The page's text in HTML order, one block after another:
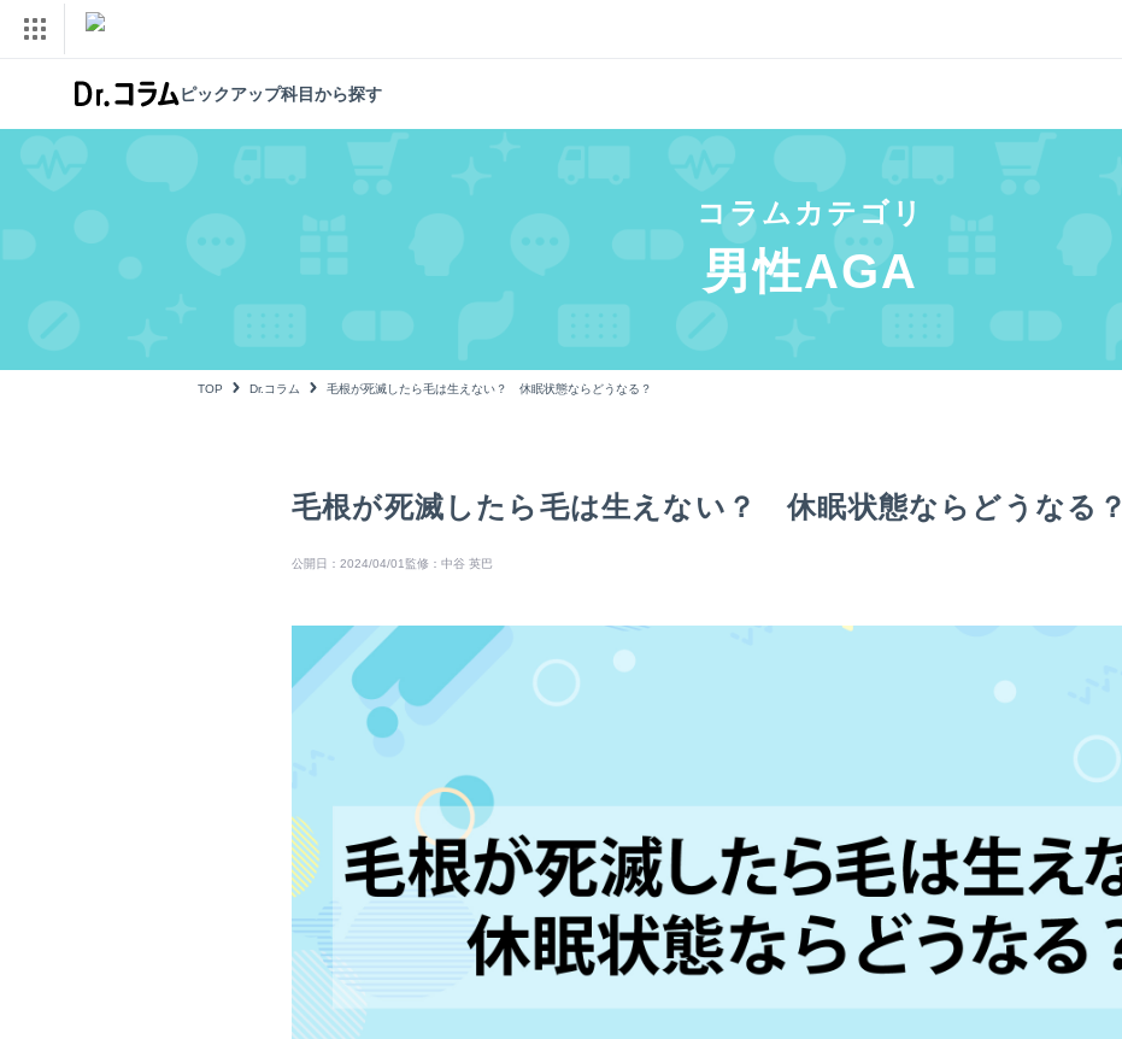
ピックアップ科目から探す
コラムカテゴリ
男性AGA
TOP Dr.コラム 毛根が死滅したら毛は生えない？ 休眠状態ならどうなる？
毛根が死滅したら毛は生えない？ 休眠状態ならどうなる？
公開日：2024/04/01 監修：中谷 英巴